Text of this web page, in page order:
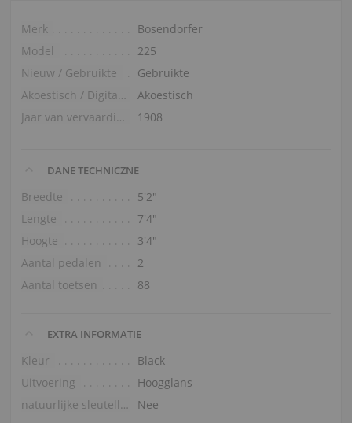
Merk
Bosendorfer
Model
225
Nieuw / Gebruikte
Gebruikte
Akoestisch / Digitaal
Akoestisch
Jaar van vervaardiging
1908
DANE TECHNICZNE
Breedte
5′2″
Lengte
7′4″
Hoogte
3′4″
Aantal pedalen
2
Aantal toetsen
88
EXTRA INFORMATIE
Kleur
Black
Uitvoering
Hoogglans
natuurlijke sleutellaag
Nee